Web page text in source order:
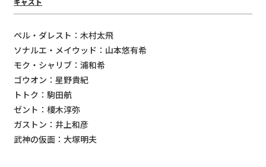
ペル・ダレスト：⽊村太⾶
ソナルエ・メイウッド：⼭本悠有希
モク・シャリブ：浦和希
ゴウオン：星野貴紀
トトク：駒⽥航
ゼント：榎⽊淳弥
ガストン：井上和彦
武神の仮⾯：⼤塚明夫